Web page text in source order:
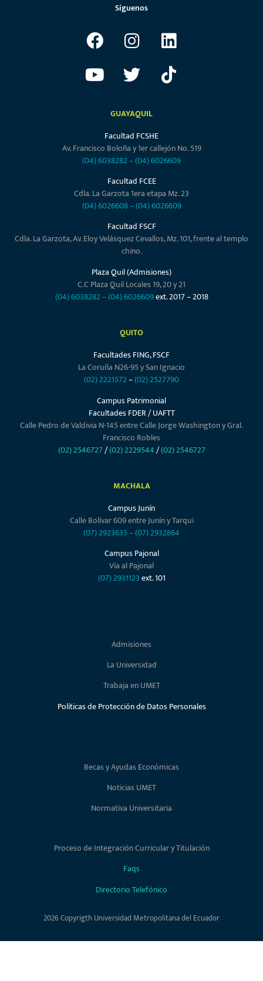
Síguenos
GUAYAQUIL
Facultad FCSHE
Av. Francisco Boloña y 1er callejón No. 519
(04) 6038282–(04) 6026609
Facultad FCEE
Cdla. La Garzota 1era etapa Mz. 23
(04) 6026608–(04) 6026609
Facultad FSCF
Cdla. La Garzota, Av. Eloy Velásquez Cevallos, Mz. 101, frente al templo
chino.
Plaza Quil (Admisiones)
C.C Plaza Quil Locales 19, 20 y 21
(04) 6038282–(04) 6026609ext. 2017 – 2018
QUITO
Facultades FING, FSCF
La Coruña N26-95 y San Ignacio
(02) 2221572–(02) 2527790
Campus Patrimonial
Facultades FDER / UAFTT
Calle Pedro de Valdivia N-145 entre Calle Jorge Washington y Gral.
Francisco Robles
(02) 2546727/(02) 2229544/(02) 2546727
MACHALA
Campus Junín
Calle Bolívar 609 entre Junín y Tarqui
(07) 2923635–(07) 2932864
Campus Pajonal
Vía al Pajonal
(07) 2931123ext. 101
Admisiones
La Universidad
Trabaja en UMET
Políticas de Protección de Datos Personales
Becas y Ayudas Económicas
Noticias UMET
Normativa Universitaria
Proceso de Integración Curricular y Titulación
Faqs
Directorio Telefónico
2026 Copyrigth Universidad Metropolitana del Ecuador